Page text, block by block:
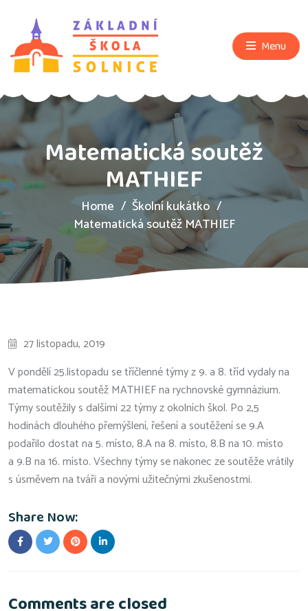
Menu
Matematická soutěž
MATHIEF
Home
Školní kukátko
Matematická soutěž MATHIEF
27 listopadu, 2019
V pondělí 25.listopadu se tříčlenné týmy z 9. a 8. tříd vydaly na
matematickou soutěž MATHIEF na rychnovské gymnázium.
Týmy soutěžily s dalšími 22 týmy z okolních škol. Po 2,5
hodinách dlouhého přemýšlení, řešení a soutěžení se 9.A
podařilo dostat na 5. místo, 8.A na 8. místo, 8.B na 10. místo
a 9.B na 16. místo. Všechny týmy se nakonec ze soutěže vrátily
s úsměvem na tváři a novými užitečnými zkušenostmi.
Share Now:
Comments are closed